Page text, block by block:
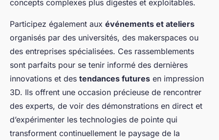
concepts complexes plus digestes et exploitables.
Participez également aux événements et ateliers
organisés par des universités, des makerspaces ou
des entreprises spécialisées. Ces rassemblements
sont parfaits pour se tenir informé des dernières
innovations et des tendances futures en impression
3D. Ils offrent une occasion précieuse de rencontrer
des experts, de voir des démonstrations en direct et
d’expérimenter les technologies de pointe qui
transforment continuellement le paysage de la